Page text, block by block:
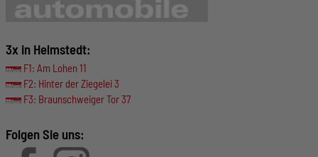
3x in Helmstedt:
F1: Am Lohen 11
F2: Hinter der Ziegelei 3
F3: Braunschweiger Tor 37
Folgen Sie uns: